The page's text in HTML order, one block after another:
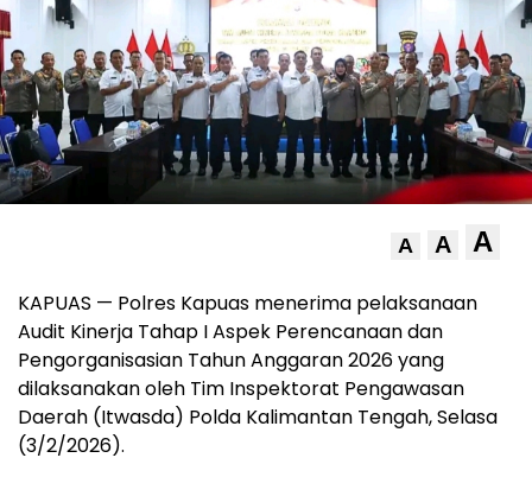
A A A
KAPUAS — Polres Kapuas menerima pelaksanaan
Audit Kinerja Tahap I Aspek Perencanaan dan
Pengorganisasian Tahun Anggaran 2026 yang
dilaksanakan oleh Tim Inspektorat Pengawasan
Daerah (Itwasda) Polda Kalimantan Tengah, Selasa
(3/2/2026).